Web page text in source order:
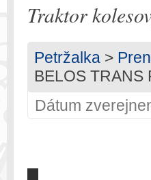
Traktor
Petržalka >
BELOS TRANS
Dátum